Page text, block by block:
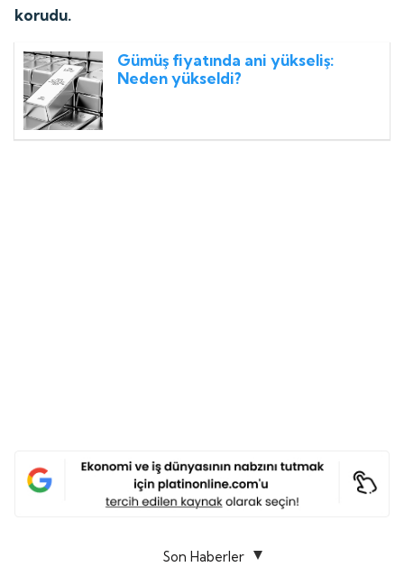
korudu.
Gümüş fiyatında ani yükseliş:
Neden yükseldi?
Son Haberler